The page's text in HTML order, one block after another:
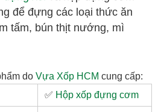
để đựng các loại thức ăn
tấm, bún thịt nướng, mì
do Vựa Xốp HCM cung cấp:
✅ Hộp xốp đựng cơm